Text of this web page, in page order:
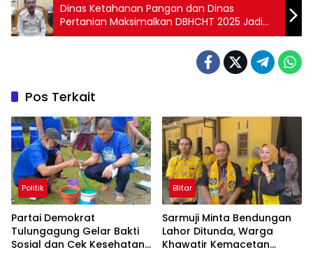
Dinas Ketahanan Pangan dan Dinas
Pertanian Maksimalkan DBHCHT 2025 Jadi
Harapan Baru Petani Tembakau Blitar: Benih
Unggul hingga Sertifikasi Diperjuangkan
Pos Terkait
Politik
Partai Demokrat
Tulungagung Gelar Bakti
Sosial dan Cek Kesehatan
Blitar
Sarmuji Minta Bendungan
Lahor Ditunda, Warga
Khawatir Kemacetan